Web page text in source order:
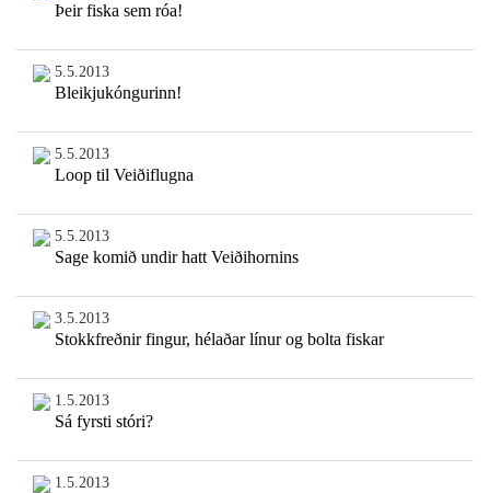
Þeir fiska sem róa!
5.5.2013
Bleikjukóngurinn!
5.5.2013
Loop til Veiðiflugna
5.5.2013
Sage komið undir hatt Veiðihornins
3.5.2013
Stokkfreðnir fingur, hélaðar línur og bolta fiskar
1.5.2013
Sá fyrsti stóri?
1.5.2013